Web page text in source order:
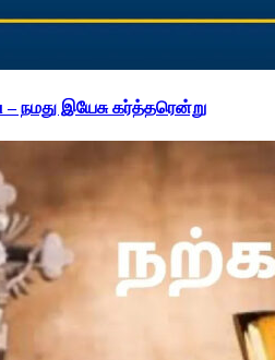
– நமது இயேசு கர்த்தரென்று